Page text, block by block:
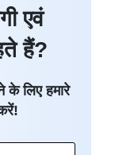
एवं
हैं?
के लिए हमारे